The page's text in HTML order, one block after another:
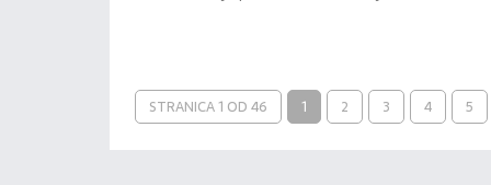
STRANICA 1 OD 46 1 2 3 4 5